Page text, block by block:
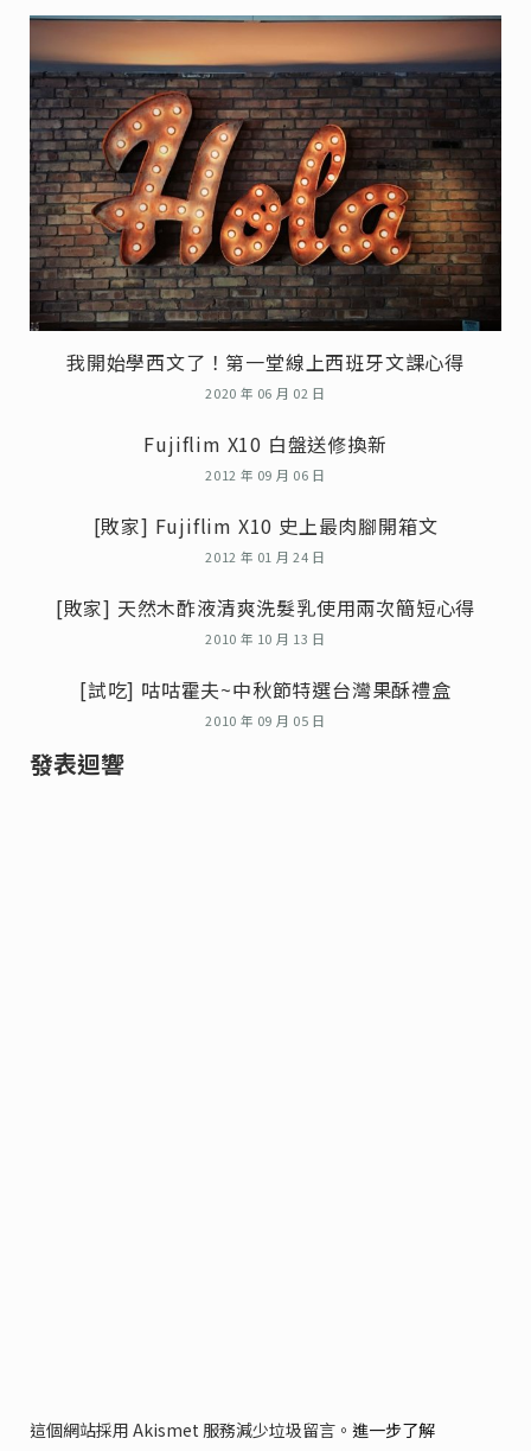
我開始學西文了！第一堂線上西班牙文課心得
2020 年 06 月 02 日
Fujiflim X10 白盤送修換新
2012 年 09 月 06 日
[敗家] Fujiflim X10 史上最肉腳開箱文
2012 年 01 月 24 日
[敗家] 天然木酢液清爽洗髮乳使用兩次簡短心得
2010 年 10 月 13 日
[試吃] 咕咕霍夫~中秋節特選台灣果酥禮盒
2010 年 09 月 05 日
發表迴響
這個網站採用 Akismet 服務減少垃圾留言。 進一步了解